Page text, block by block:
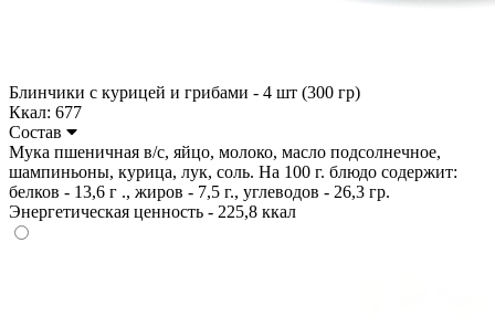
Блинчики с курицей и грибами - 4 шт (300 гр)
Ккал: 677
Состав
Мука пшеничная в/с, яйцо, молоко, масло подсолнечное,
шампиньоны, курица, лук, соль. На 100 г. блюдо содержит:
белков - 13,6 г ., жиров - 7,5 г., углеводов - 26,3 гр.
Энергетическая ценность - 225,8 ккал